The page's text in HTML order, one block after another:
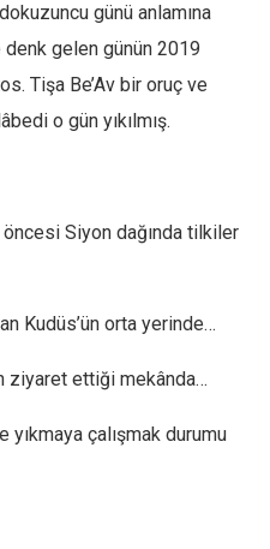
günü anlamına
gelen günün 2019
Tişa Be’Av bir oruç ve
o gün yıkılmış.
öncesi Siyon dağında tilkiler
Kudüs’ün orta yerinde…
ziyaret ettiği mekânda…
yıkmaya çalışmak durumu